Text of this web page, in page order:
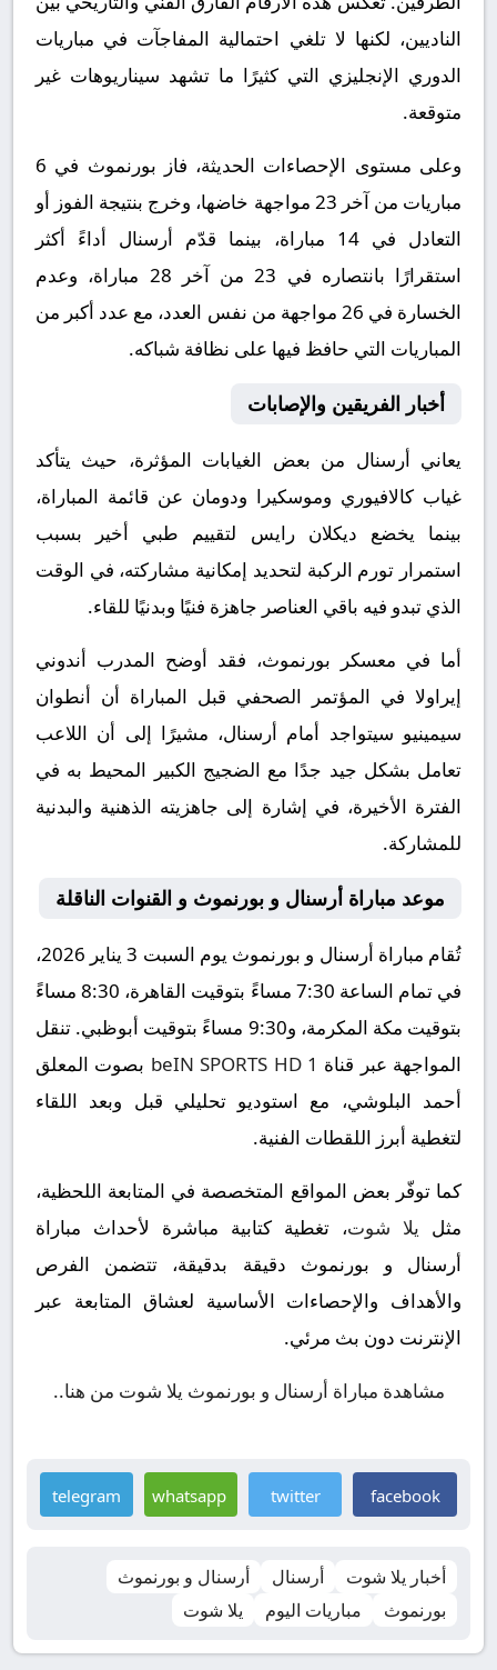
الناديين، لكنها لا تلغي احتمالية المفاجآت في مباريات
الدوري الإنجليزي التي كثيرًا ما تشهد سيناريوهات غير
متوقعة.
وعلى مستوى الإحصاءات الحديثة، فاز بورنموث في 6
مباريات من آخر 23 مواجهة خاضها، وخرج بنتيجة الفوز أو
التعادل في 14 مباراة، بينما قدّم أرسنال أداءً أكثر
استقرارًا بانتصاره في 23 من آخر 28 مباراة، وعدم
الخسارة في 26 مواجهة من نفس العدد، مع عدد أكبر من
المباريات التي حافظ فيها على نظافة شباكه.
أخبار الفريقين والإصابات
يعاني أرسنال من بعض الغيابات المؤثرة، حيث يتأكد
غياب كالافيوري وموسكيرا ودومان عن قائمة المباراة،
بينما يخضع ديكلان رايس لتقييم طبي أخير بسبب
استمرار تورم الركبة لتحديد إمكانية مشاركته، في الوقت
الذي تبدو فيه باقي العناصر جاهزة فنيًا وبدنيًا للقاء.
أما في معسكر بورنموث، فقد أوضح المدرب أندوني
إيراولا في المؤتمر الصحفي قبل المباراة أن أنطوان
سيمينيو سيتواجد أمام أرسنال، مشيرًا إلى أن اللاعب
تعامل بشكل جيد جدًا مع الضجيج الكبير المحيط به في
الفترة الأخيرة، في إشارة إلى جاهزيته الذهنية والبدنية
للمشاركة.
موعد مباراة أرسنال و بورنموث و القنوات الناقلة
تُقام مباراة أرسنال و بورنموث يوم السبت 3 يناير 2026،
في تمام الساعة 7:30 مساءً بتوقيت القاهرة، 8:30 مساءً
بتوقيت مكة المكرمة، و9:30 مساءً بتوقيت أبوظبي. تنقل
المواجهة عبر قناة beIN SPORTS HD 1 بصوت المعلق
أحمد البلوشي، مع استوديو تحليلي قبل وبعد اللقاء
لتغطية أبرز اللقطات الفنية.
كما توفّر بعض المواقع المتخصصة في المتابعة اللحظية،
مثل يلا شوت، تغطية كتابية مباشرة لأحداث مباراة
أرسنال و بورنموث دقيقة بدقيقة، تتضمن الفرص
والأهداف والإحصاءات الأساسية لعشاق المتابعة عبر
الإنترنت دون بث مرئي.
مشاهدة مباراة أرسنال و بورنموث يلا شوت من هنا..
facebook
twitter
whatsapp
telegram
أخبار يلا شوت أرسنال
أرسنال و بورنموث
بورنموث
مباريات اليوم يلا شوت